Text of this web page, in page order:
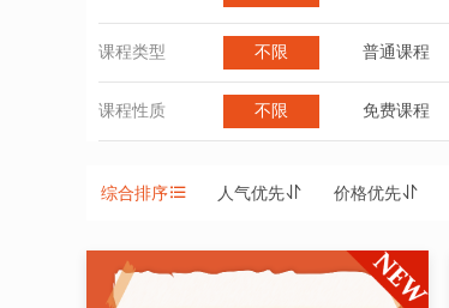
课程类型 不限 普通课程
课程性质 不限 免费课程
综合排序 人气优先 价格优先